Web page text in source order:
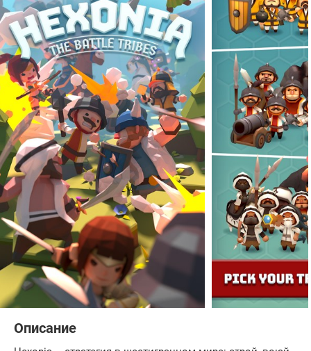
Описание